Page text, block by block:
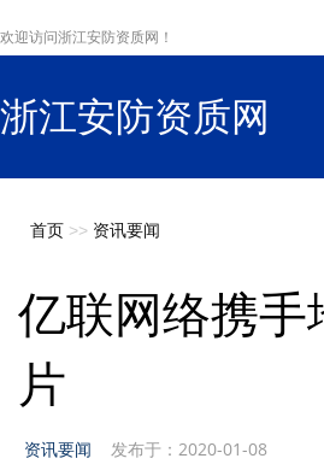
欢迎访问浙江安防资质网！
浙江安防资质网
首页 >> 资讯要闻
亿联网络携手
片
资讯要闻 发布于：2020-01-08